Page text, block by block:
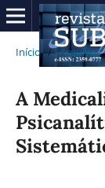
Início / Arquivos
A